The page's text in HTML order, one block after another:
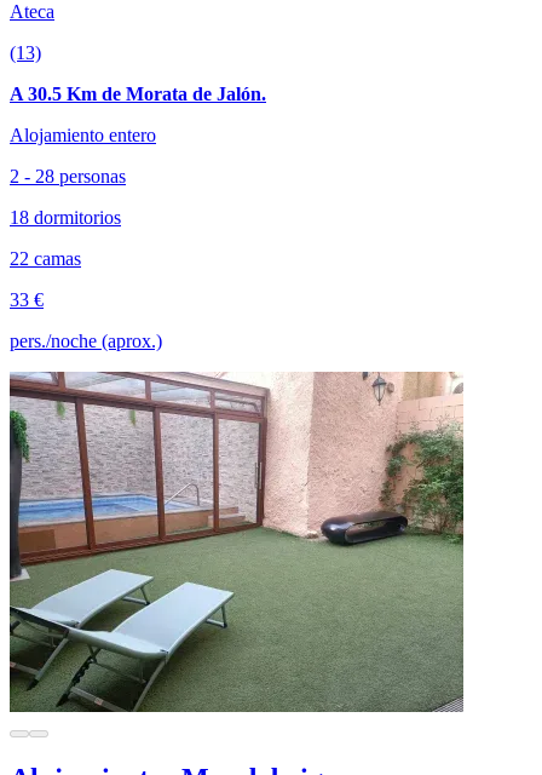
Ateca
(13)
A 30.5 Km de Morata de Jalón.
Alojamiento entero
2 - 28 personas
18 dormitorios
22 camas
33 €
pers./noche (aprox.)